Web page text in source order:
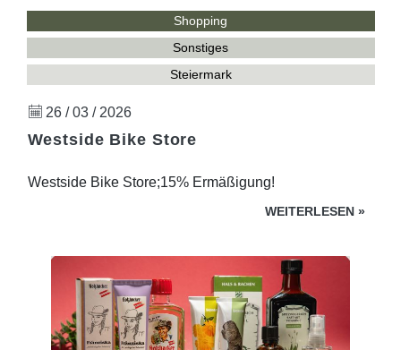
Shopping
Sonstiges
Steiermark
26 / 03 / 2026
Westside Bike Store
Westside Bike Store;15% Ermäßigung!
WEITERLESEN »